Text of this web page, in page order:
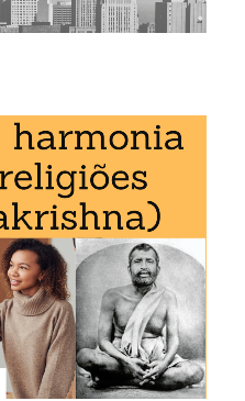
é estudada nos
pela EENI Global
e Negócios